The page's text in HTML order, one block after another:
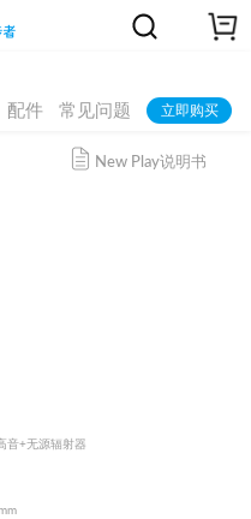
配件 常见问题 立即购买
New Play说明书
音+无源辐射器